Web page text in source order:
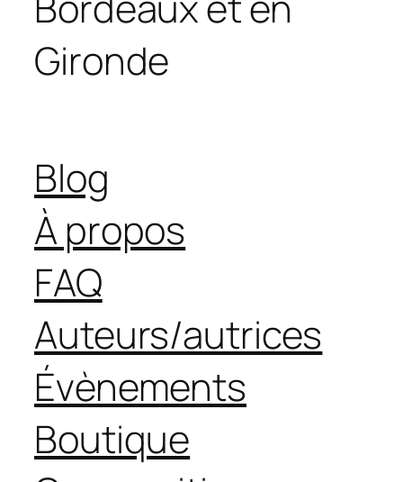
Gironde
Blog
À propos
FAQ
Auteurs/autrices
Évènements
Boutique